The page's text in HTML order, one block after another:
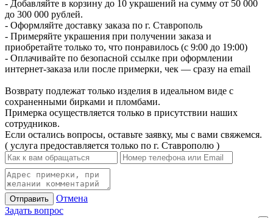
- Добавляйте в корзину до 10 украшений на сумму от 50 000
до 300 000 рублей.
- Оформляйте доставку заказа по г. Ставрополь
- Примеряйте украшения при получении заказа и
приобретайте только то, что понравилось (с 9:00 до 19:00)
- Оплачивайте по безопасной ссылке при оформлении
интернет-заказа или после примерки, чек — сразу на email
Возврату подлежат только изделия в идеальном виде с
сохраненными бирками и пломбами.
Примерка осуществляется только в присутствии наших
сотрудников.
Если остались вопросы, оставьте заявку, мы с вами свяжемся.
( услуга предоставляется только по г. Ставрополю )
Отправить
Отмена
Задать вопрос